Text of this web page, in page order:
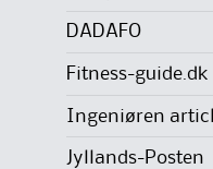
DADAFO
Fitness-guide.dk
Ingeniøren
Jyllands-Posten